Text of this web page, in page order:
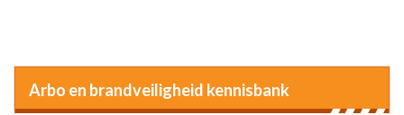
Arbo en brandveiligheid kennisbank